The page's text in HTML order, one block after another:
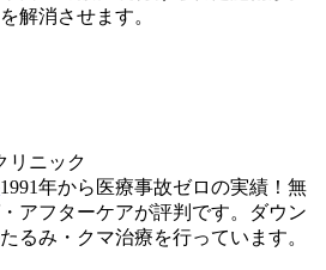
解消させます。
リニック
1991年から医療事故ゼロの実績！無
アフターケアが評判です。ダウン
るみ・クマ治療を行っています。